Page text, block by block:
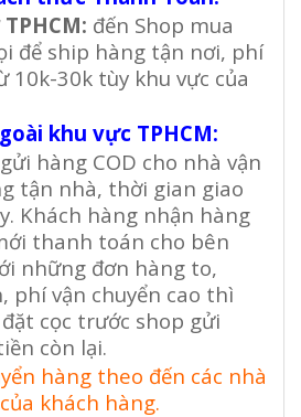
đến Shop mua
để ship hàng tận nơi, phí
10k-30k tùy khu vực của
khu vực TPHCM:
hàng COD cho nhà vận
tận nhà, thời gian giao
Khách hàng nhận hàng
thanh toán cho bên
những đơn hàng to,
phí vận chuyển cao thì
cọc trước shop gửi
còn lại.
hàng theo đến các nhà
khách hàng.